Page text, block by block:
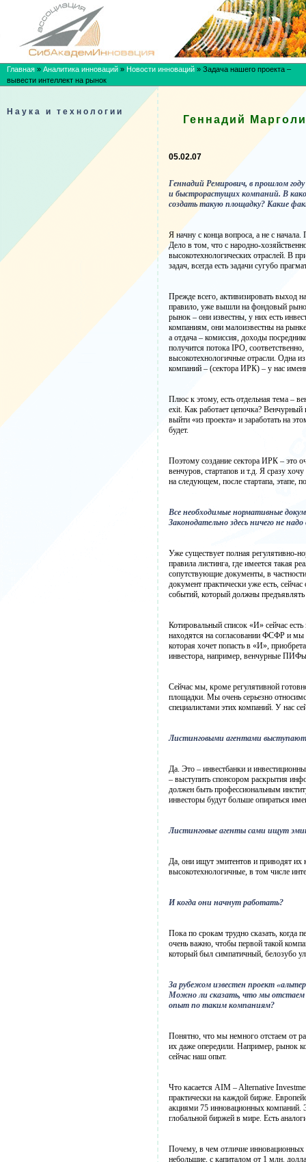
Главная » Аналитика инноваций » Новости инноваций » Задача нашего проекта –
вывести интеллект на рынок
Наука и технологии
Геннадий
05.02.07
Геннадий Ремирович, в прошлом
и быстрорастущих компаний. В
создать такую площадку? Какие
Я начну с конца вопроса, а не с
Дело в том, что с народно-
высокотехнологических отраслей. В
задач, всегда есть задачи сугубо
Прежде всего, активизировать выход
правило, уже вышли на фондовый
рынок – они известны, у них есть
компаниям, они малоизвестны на
а отдача – комиссия, доходы
получится потока IPO,
высокотехнологичные отрасли. Одна
компаний – (сектора ИРК) – у нас
Плюс к этому, есть отдельная тема –
exit. Как работает цепочка? Венчурный
выйти «из проекта» и заработать на
будет.
Поэтому создание сектора ИРК – это
венчуров, стартапов и т.д. Я сразу
на следующем, после стартапа, этапе,
Все необходимые нормативные
Законодательно здесь ничего не
Уже существует полная регулятивно-
правила листинга, где имеется такая
сопутствующие документы, в
документ практически уже есть,
событий, который должны
Котировальный список «И» сейчас
находятся на согласовании ФСФР и мы
которая хочет попасть в «И»,
инвестора, например, венчурные
Сейчас мы, кроме регулятивной
площадки. Мы очень серьезно
специалистами этих компаний. У нас
Листинговыми агентами
Да. Это – инвестбанки и
– выступить спонсором раскрытия
должен быть профессиональным
инвесторы будут больше опираться
Листинговые агенты сами ищут
Да, они ищут эмитентов и приводят
высокотехнологичные, в том числе
И когда они начнут работать?
Пока по срокам трудно сказать, когда
очень важно, чтобы первой такой
который был симпатичный, белозубо
За рубежом известен проект
Можно ли сказать, что мы отстаем
опыт по таким компаниям?
Понятно, что мы немного отстаем от
их даже опередили. Например, рынок
сейчас наш опыт.
Что касается AIM – Alternative
практически на каждой бирже.
акциями 75 инновационных компаний.
глобальной биржей в мире. Есть
Почему, в чем отличие
небольшие, с капиталом от 1 млн.